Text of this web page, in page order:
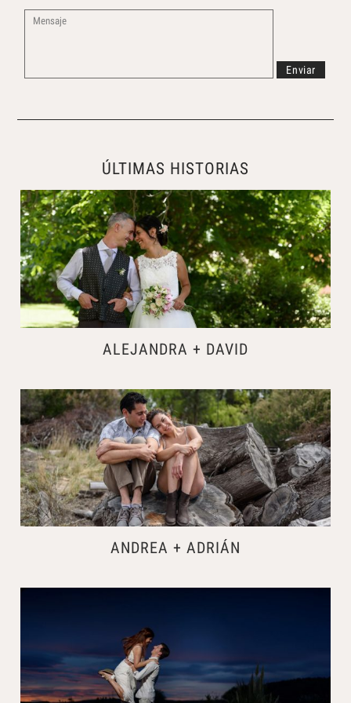
ÚLTIMAS HISTORIAS
ALEJANDRA + DAVID
ANDREA + ADRIÁN